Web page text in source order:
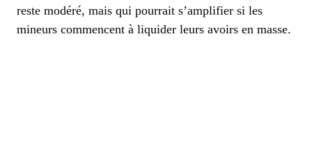
reste modéré, mais qui pourrait s’amplifier si les
mineurs commencent à liquider leurs avoirs en masse.